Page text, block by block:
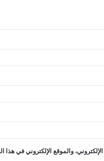
والموقع الإلكتروني في هذا